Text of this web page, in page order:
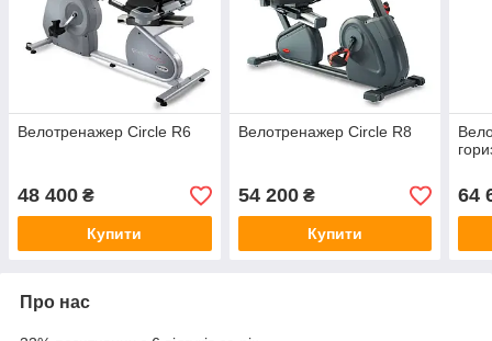
Велотренажер Circle R6
48 400 ₴
Купити
Велотренажер Circle R8
54 200₴
Купити
64
Про нас